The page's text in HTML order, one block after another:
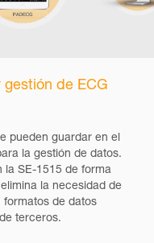
de ECG
pueden guardar en el
la gestión de datos.
la SE-1515 de forma
la necesidad de
formatos de datos
terceros.